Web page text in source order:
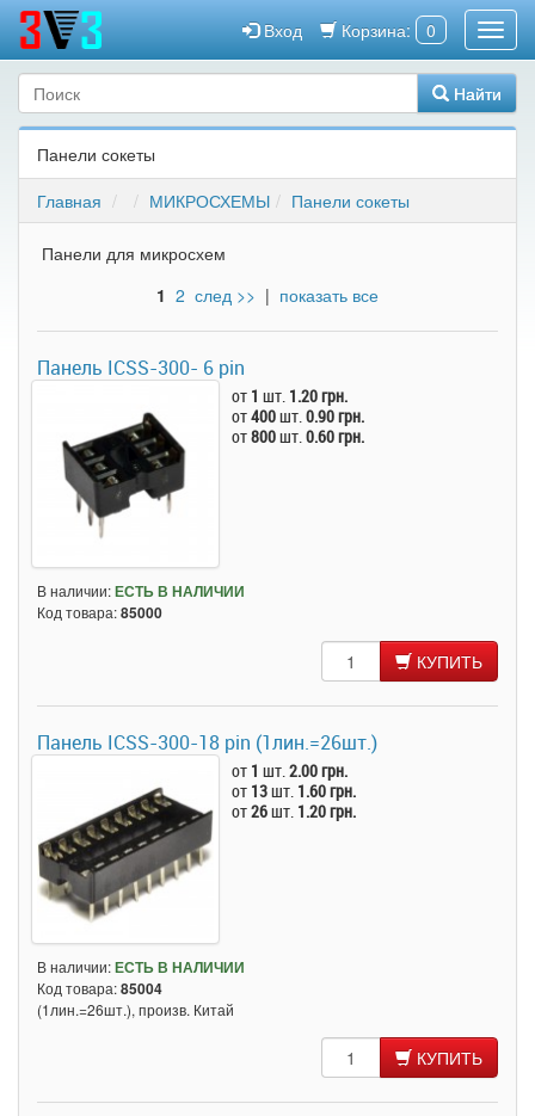
Корзина: 0
Вход
Найти
Панели сокеты
Главная
МИКРОСХЕМЫ Панели сокеты
Панели для микросхем
1 2 след >> | показать все
Панель ICSS-300- 6 pin
от 1 шт. 1.20 грн.
от400шт.0.90 грн.
от800шт.0.60 грн.
В наличии:ЕСТЬ В НАЛИЧИИ
Код товара:85000
КУПИТЬ
Панель ICSS-300-18 pin (1лин.=26шт.)
от 1 шт.2.00 грн.
от 13шт. 1.60 грн.
от26шт. 1.20 грн.
В наличии:ЕСТЬ В НАЛИЧИИ
Код товара:85004
(1лин.=26шт.), произв. Китай
КУПИТЬ